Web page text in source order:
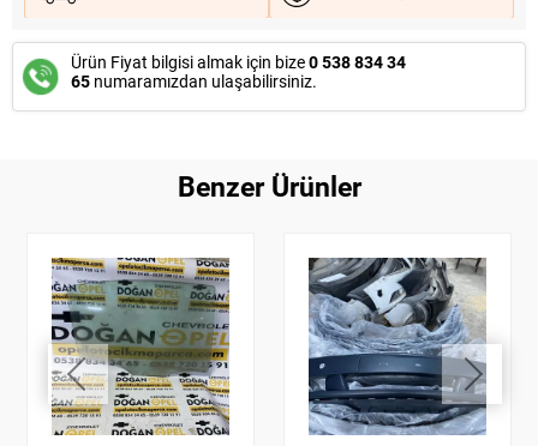
Ürün Fiyat bilgisi almak için bize0 538 834 34
65 numaramızdan ulaşabilirsiniz.
Benzer Ürünler